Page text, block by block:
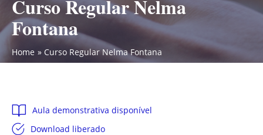
Curso Regular Nelma
Fontana
Home Curso Regular Nelma Fontana
Aula demonstrativa disponível
Download liberado